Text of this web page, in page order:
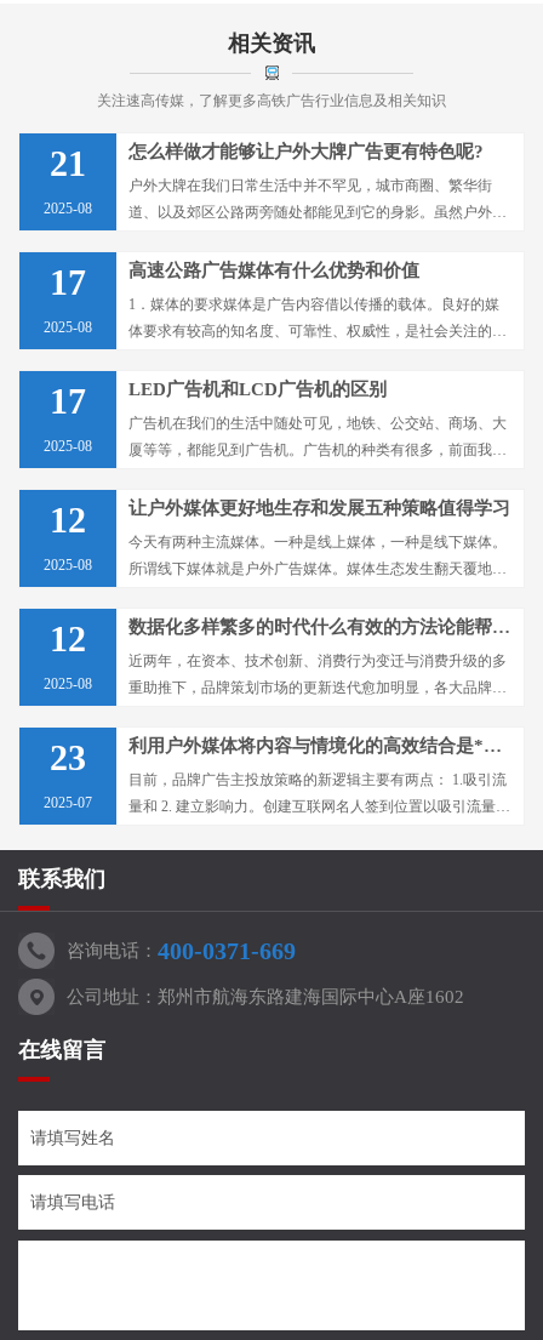
相关资讯
关注速高传媒，了解更多高铁广告行业信息及相关知识
21
2025-08
怎么样做才能够让户外大牌广告更有特色呢?
户外大牌在我们日常生活中并不罕见，城市商圈、繁华街
道、以及郊区公路两旁随处都能见到它的身影。虽然户外大
些更加有特色的元素，除了好的创意之外，户外大牌···
17
2025-08
高速公路广告媒体有什么优势和价值
1．媒体的要求媒体是广告内容借以传播的载体。良好的媒
体要求有较高的知名度、可靠性、权威性，是社会关注的热
在户外生活日益增多的今天，汽车高速广告无疑是···
17
2025-08
LED广告机和LCD广告机的区别
广告机在我们的生活中随处可见，地铁、公交站、商场、大
厦等等，都能见到广告机。广告机的种类有很多，前面我们
LCD与LED就是广告机众多种类中的其中的两种···
12
2025-08
让户外媒体更好地生存和发展五种策略值得学习
今天有两种主流媒体。一种是线上媒体，一种是线下媒体。
所谓线下媒体就是户外广告媒体。媒体生态发生翻天覆地的
值得学习。户外媒体的设立和运营要兼顾政府、地···
12
2025-08
数据化多样繁多的时代什么有效的方法论能帮助品牌在数字化转型中掌握数字时代的未来技术呢？
近两年，在资本、技术创新、消费行为变迁与消费升级的多
重助推下，品牌策划市场的更新迭代愈加明显，各大品牌推
字化转型已步入深水区，品牌应该敏锐的捕捉到变···
23
2025-07
利用户外媒体将内容与情境化的高效结合是*有效的品牌爆发方式
目前，品牌广告主投放策略的新逻辑主要有两点： 1.吸引流
量和 2. 建立影响力。创建互联网名人签到位置以吸引流量如
联系我们
咨询电话： 400-0371-669
公司地址：郑州市航海东路建海国际中心A座1602
在线留言